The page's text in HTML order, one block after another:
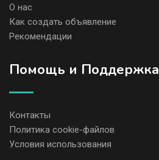
О нас
Как создать объявление
Рекомендации
Помощь и Поддержка
Контакты
Политика cookie-файлов
Условия использования